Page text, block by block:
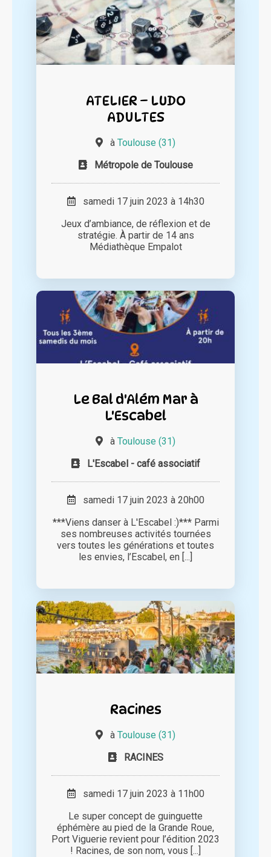
ATELIER – LUDO
ADULTES
à Toulouse (31)
Métropole de Toulouse
samedi 17 juin 2023 à 14h30
Jeux d’ambiance, de réflexion et de
stratégie. À partir de 14 ans
Médiathèque Empalot
Le Bal d'Além Mar à
L'Escabel
à Toulouse (31)
L'Escabel - café associatif
samedi 17 juin 2023 à 20h00
***Viens danser à L'Escabel :)*** Parmi
ses nombreuses activités tournées
vers toutes les générations et toutes
les envies, l’Escabel, en [...]
Racines
à Toulouse (31)
RACINES
samedi 17 juin 2023 à 11h00
Le super concept de guinguette
éphémère au pied de la Grande Roue,
Port Viguerie revient pour l’édition 2023
! Racines, de son nom, vous [...]